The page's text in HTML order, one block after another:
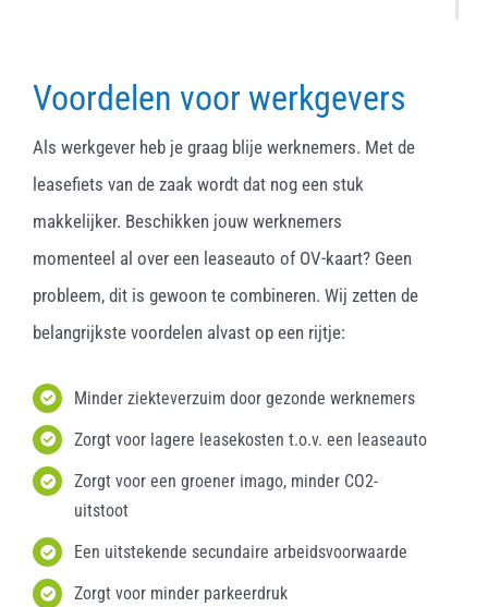
Voordelen voor werkgevers
Als werkgever heb je graag blije werknemers. Met de
leasefiets van de zaak wordt dat nog een stuk
makkelijker. Beschikken jouw werknemers
momenteel al over een leaseauto of OV-kaart? Geen
probleem, dit is gewoon te combineren. Wij zetten de
belangrijkste voordelen alvast op een rijtje:
Minder ziekteverzuim door gezonde werknemers
Zorgt voor lagere leasekosten t.o.v. een leaseauto
Zorgt voor een groener imago, minder CO2-
uitstoot
Een uitstekende secundaire arbeidsvoorwaarde
Zorgt voor minder parkeerdruk